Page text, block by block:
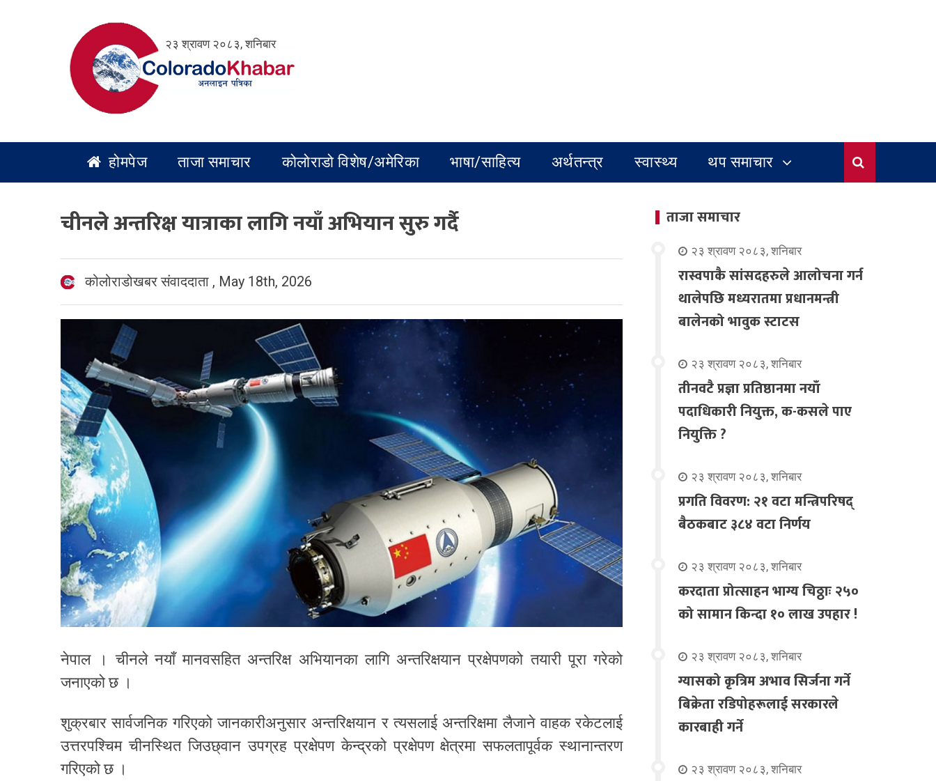
२३ श्रावण २०८३, शनिबार
होमपेज ताजा समाचार कोलोराडो विशेष/अमेरिका भाषा/साहित्य अर्थतन्त्र स्वास्थ्य थप समाचार
चीनले अन्तरिक्ष यात्राका लागि नयाँ अभियान सुरु गर्दै
कोलोराडोखबर संवाददाता , May 18th, 2026
नेपाल । चीनले नयाँ मानवसहित अन्तरिक्ष अभियानका लागि अन्तरिक्षयान प्रक्षेपणको तयारी पूरा गरेको
जनाएको छ ।
शुक्रबार सार्वजनिक गरिएको जानकारीअनुसार अन्तरिक्षयान र त्यसलाई अन्तरिक्षमा लैजाने वाहक रकेटलाई
उत्तरपश्चिम चीनस्थित जिउछ्वान उपग्रह प्रक्षेपण केन्द्रको प्रक्षेपण क्षेत्रमा सफलतापूर्वक स्थानान्तरण
गरिएको छ ।
ताजा समाचार
२३ श्रावण २०८३, शनिबार
रास्वपाकै सांसदहरुले आलोचना गर्न
थालेपछि मध्यरातमा प्रधानमन्त्री
बालेनको भावुक स्टाटस
२३ श्रावण २०८३, शनिबार
तीनवटै प्रज्ञा प्रतिष्ठानमा नयाँ
पदाधिकारी नियुक्त, क-कसले पाए
नियुक्ति ?
२३ श्रावण २०८३, शनिबार
प्रगति विवरण: २१ वटा मन्त्रिपरिषद्
बैठकबाट ३८४ वटा निर्णय
२३ श्रावण २०८३, शनिबार
करदाता प्रोत्साहन भाग्य चिठ्ठाः २५०
को सामान किन्दा १० लाख उपहार !
२३ श्रावण २०८३, शनिबार
ग्यासको कृत्रिम अभाव सिर्जना गर्ने
बिक्रेता रडिपोहरूलाई सरकारले
कारबाही गर्ने
२३ श्रावण २०८३, शनिबार